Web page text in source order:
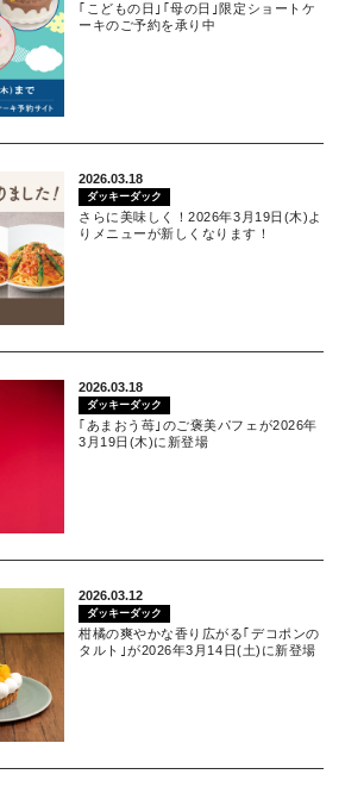
｢こどもの日｣｢母の日｣限定ショートケ
ーキのご予約を承り中
2026.03.18
ダッキーダック
さらに美味しく！2026年3月19日(木)よ
りメニューが新しくなります！
2026.03.18
ダッキーダック
｢あまおう苺｣のご褒美パフェが2026年
3月19日(木)に新登場
2026.03.12
ダッキーダック
柑橘の爽やかな香り広がる｢デコポンの
タルト｣が2026年3月14日(土)に新登場